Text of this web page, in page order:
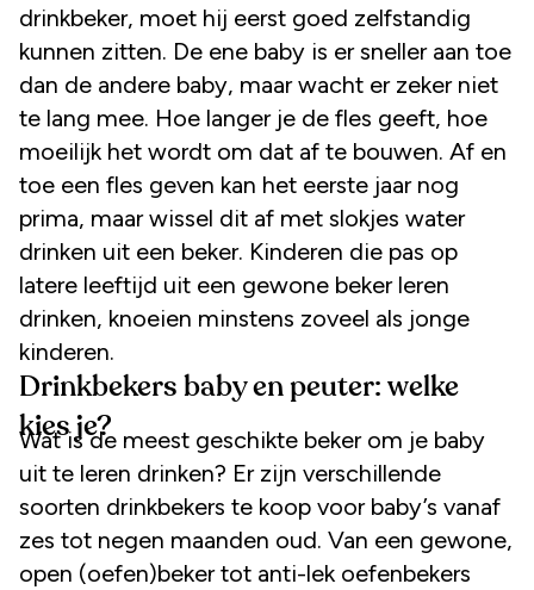
drinkbeker, moet hij eerst goed zelfstandig
kunnen zitten. De ene baby is er sneller aan toe
dan de andere baby, maar wacht er zeker niet
te lang mee. Hoe langer je de fles geeft, hoe
moeilijk het wordt om dat af te bouwen. Af en
toe een fles geven kan het eerste jaar nog
prima, maar wissel dit af met slokjes water
drinken uit een beker. Kinderen die pas op
latere leeftijd uit een gewone beker leren
drinken, knoeien minstens zoveel als jonge
kinderen.
Drinkbekers baby en peuter: welke
kies je?
Wat is de meest geschikte beker om je baby
uit te leren drinken? Er zijn verschillende
soorten drinkbekers te koop voor baby’s vanaf
zes tot negen maanden oud. Van een gewone,
open (oefen)beker tot anti-lek oefenbekers